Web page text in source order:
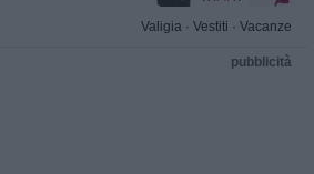
Valigia · Vestiti · Vacanze
pubblicità